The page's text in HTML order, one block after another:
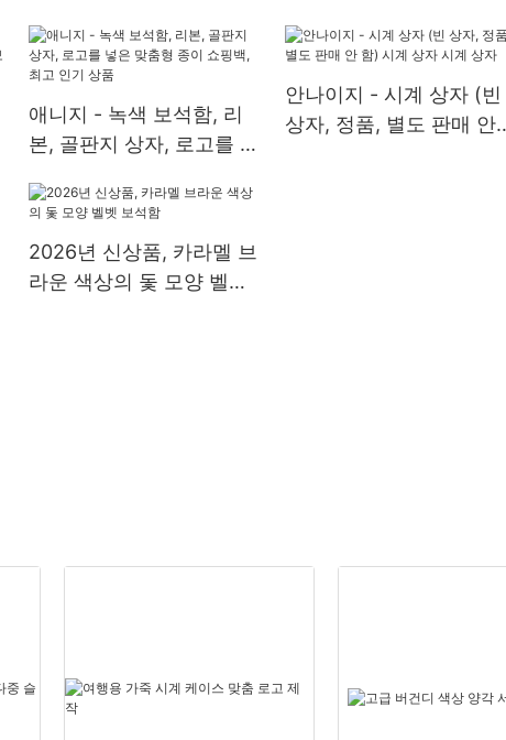
포장 상자
자 등 다양한 포장 옵션을
애니지 - 녹색 보석함, 리
본, 골판지 상자, 로고를 넣
고 인기 상품
안나이지 - 시계 상자 (빈
상자, 정품, 별도 판매 안
2026년 신상품, 카라멜 브
라운 색상의 돛 모양 벨벳